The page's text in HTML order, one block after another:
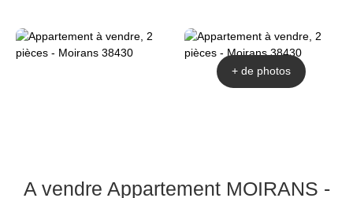
+ de photos
A vendre Appartement MOIRANS -